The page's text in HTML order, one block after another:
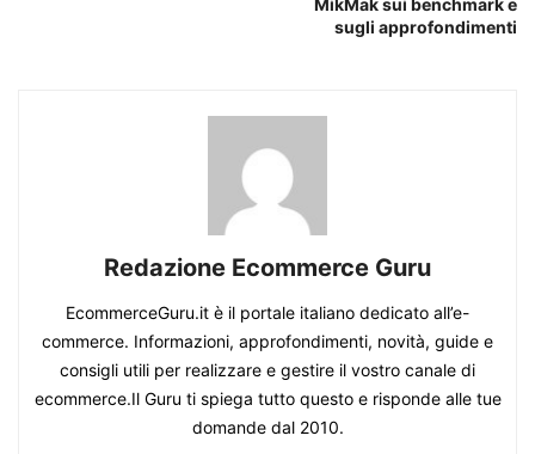
MikMak sui benchmark e
sugli approfondimenti
Redazione Ecommerce Guru
EcommerceGuru.it è il portale italiano dedicato all’e-
commerce. Informazioni, approfondimenti, novità, guide e
consigli utili per realizzare e gestire il vostro canale di
ecommerce.Il Guru ti spiega tutto questo e risponde alle tue
domande dal 2010.